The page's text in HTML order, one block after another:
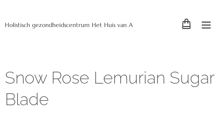
Holistisch gezondheidscentrum Het Huis van A
Snow Rose Lemurian Sugar
Blade